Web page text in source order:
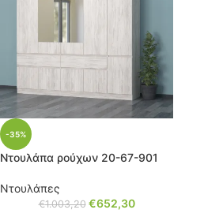
-35%
Ντουλάπα ρούχων 20-67-901
Ντουλάπες
€1.003,20 €652,30